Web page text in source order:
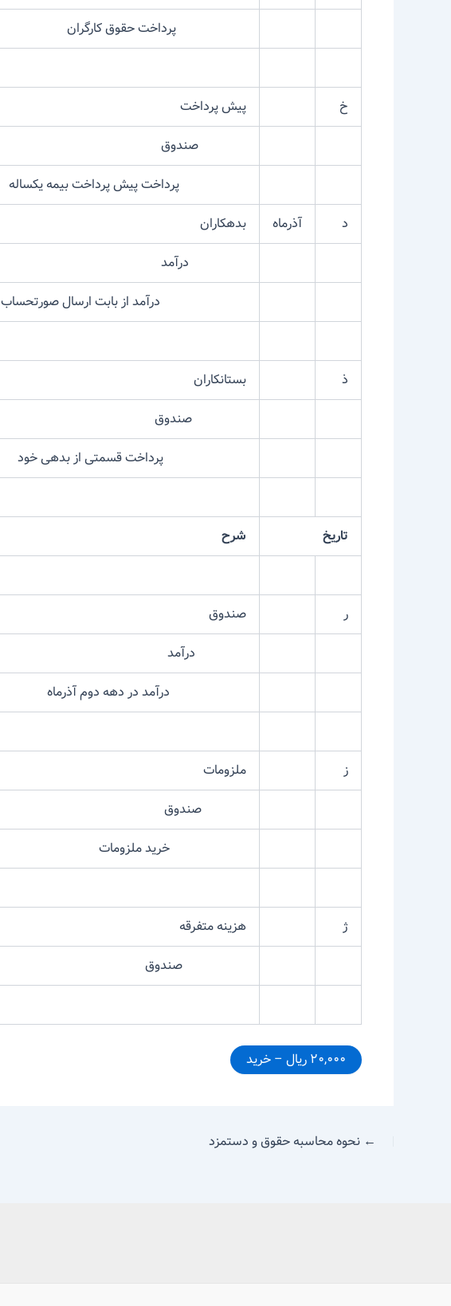
پرداخت حقوق کارگران
خ پیش پرداخت
صندوق
پرداخت پیش پرداخت بیمه یکساله
د
آذرماه بدهکاران
درآمد
درآمد از بابت ارسال صورتحساب
ذ بستانکاران
صندوق
پرداخت قسمتی از بدهی خود
تاریخ
شرح
ر
صندوق
درآمد
درآمد در دهه دوم آذرماه
ز ملزومات
صندوق
خرید ملزومات
ژ هزینه متفرقه
صندوق
۲۰,۰۰۰ ریال – خرید
← نحوه محاسبه حقوق و دستمزد